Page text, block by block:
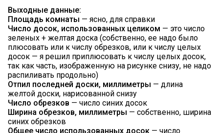
Выходные данные:
Площадь комнаты — ясно, для справки
Число досок, использованных целиком — это число
зеленых + желтая доска (собственно, ее надо было
плюсовать или к числу обрезков, или к числу целых
досок — я решил приплюсовать к числу целых досок,
так как часть, изображенную на рисунке снизу, не надо
распиливать продольно)
Отпил последней доски, миллиметры — длина
желтой доски, нарисованной снизу
Число обрезков — число синих досок
Ширина обрезков, миллиметры — собственно, ширина
синих обрезков
Общее число использованных досок — число